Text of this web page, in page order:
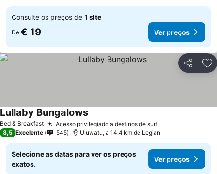
Consulte os preços de 1 site
De € 19 Ver preços
Partilhar
Bed & Breakfast Acesso privilegiado a destinos de surfVer preços
Lullaby BungalowsVer preços
8,5 Excelente 545 Uluwatu, a 14.4 km de Legian
Selecione as datas para ver os preços
exatos.
Ver preços